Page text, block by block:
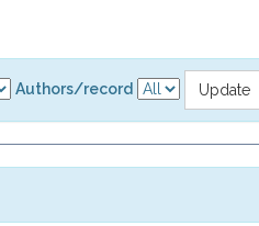
Authors/record